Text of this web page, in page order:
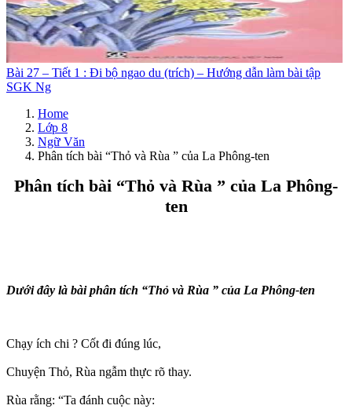
Bài 27 – Tiết 1 : Đi bộ ngao du (trích) – Hướng dẫn làm bài tập
SGK Ng
Home
Lớp 8
Ngữ Văn
Phân tích bài “Thỏ và Rùa ” của La Phông-ten
Phân tích bài “Thỏ và Rùa ” của La Phông-
ten
Dưới đây là bài phân tích “Thỏ và Rùa ” của La Phông-ten
Chạy ích chi ? Cốt đi đúng lúc,
Chuyện Thỏ, Rùa ngẫm thực rõ thay.
Rùa rằng: “Ta đánh cuộc này: